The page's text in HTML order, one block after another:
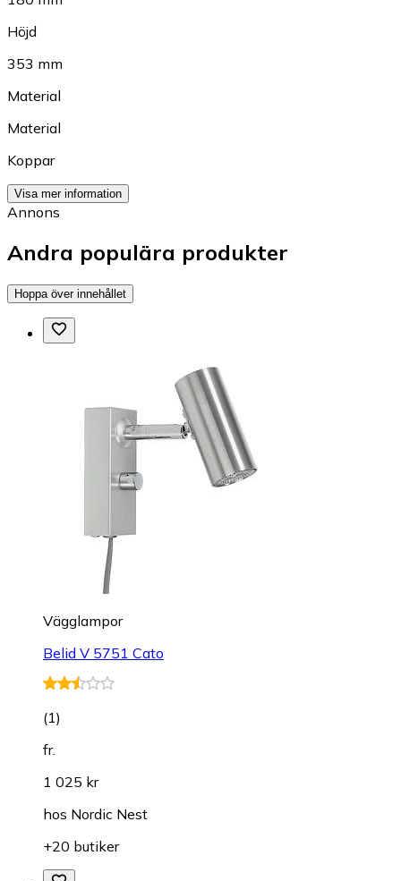
Höjd
353 mm
Material
Material
Koppar
Visa mer information
Annons
Andra populära produkter
Hoppa över innehållet
Vägglampor
Belid V 5751 Cato
(1)
fr.
1 025 kr
hos Nordic Nest
+20 butiker